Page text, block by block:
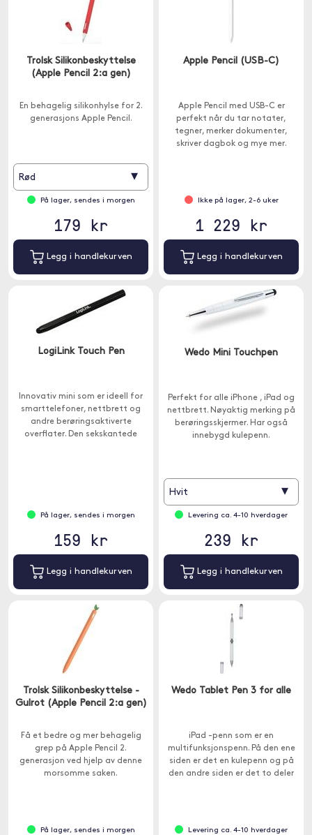
Trolsk Silikonbeskyttelse
(Apple Pencil 2:a gen)
En behagelig silikonhylse for 2.
generasjons Apple Pencil.
Rød ▾
På lager, sendes i morgen
179 kr
Legg i handlekurven
Apple Pencil (USB-C)
Apple Pencil med USB-C er
perfekt når du tar notater,
tegner, merker dokumenter,
skriver dagbok og mye mer.
Ikke på lager, 2-6 uker
1 229 kr
Legg i handlekurven
LogiLink Touch Pen
Innovativ mini som er ideell for
smarttelefoner, nettbrett og
andre berøringsaktiverte
overflater. Den sekskantede
På lager, sendes i morgen
159 kr
Legg i handlekurven
Wedo Mini Touchpen
Perfekt for alle iPhone , iPad og
nettbrett. Nøyaktig merking på
berøringsskjermer. Har også
innebygd kulepenn.
Hvit ▾
Levering ca. 4-10 hverdager
239 kr
Legg i handlekurven
Trolsk Silikonbeskyttelse -
Gulrot (Apple Pencil 2:a gen)
Få et bedre og mer behagelig
grep på Apple Pencil 2.
generasjon ved hjelp av denne
morsomme saken.
På lager, sendes i morgen
Wedo Tablet Pen 3 for alle
iPad -penn som er en
multifunksjonspenn. På den ene
siden er det en kulepenn og på
den andre siden er det to deler
Levering ca. 4-10 hverdager